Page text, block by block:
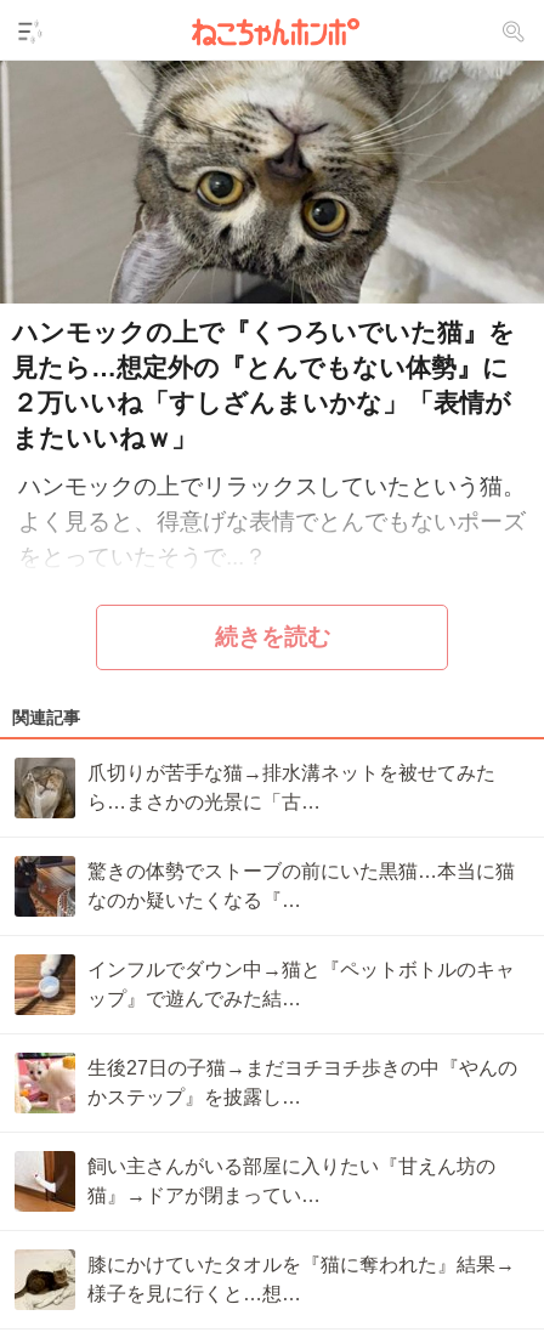
ハンモックの上で『くつろいでいた猫』を
見たら…想定外の『とんでもない体勢』に
２万いいね「すしざんまいかな」「表情が
またいいねｗ」
ハンモックの上でリラックスしていたという猫。
よく見ると、得意げな表情でとんでもないポーズ
をとっていたそうで...？
続きを読む
関連記事
爪切りが苦手な猫→排水溝ネットを被せてみた
ら…まさかの光景に「古…
驚きの体勢でストーブの前にいた黒猫…本当に猫
なのか疑いたくなる『…
インフルでダウン中→猫と『ペットボトルのキャ
ップ』で遊んでみた結…
生後27日の子猫→まだヨチヨチ歩きの中『やんの
かステップ』を披露し…
飼い主さんがいる部屋に入りたい『甘えん坊の
猫』→ドアが閉まってい…
膝にかけていたタオルを『猫に奪われた』結果→
様子を見に行くと…想…